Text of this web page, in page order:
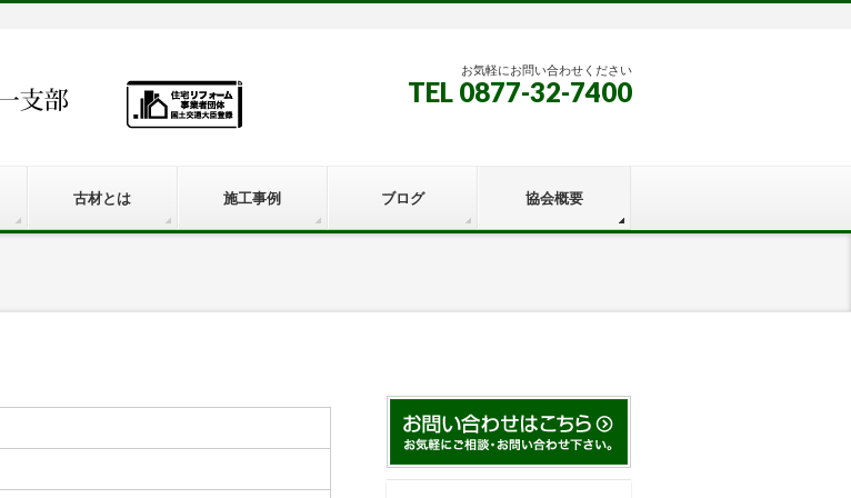
お気軽にお問い合わせください
TEL 0877-32-7400
古材とは 施工事例 ブログ 協会概要